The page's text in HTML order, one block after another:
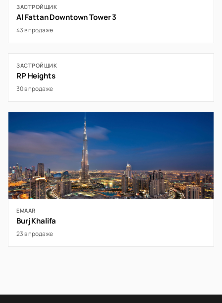
ЗАСТРОЙЩИК
Al Fattan Downtown Tower 3
43 в продаже
ЗАСТРОЙЩИК
RP Heights
30 в продаже
EMAAR
Burj Khalifa
23 в продаже